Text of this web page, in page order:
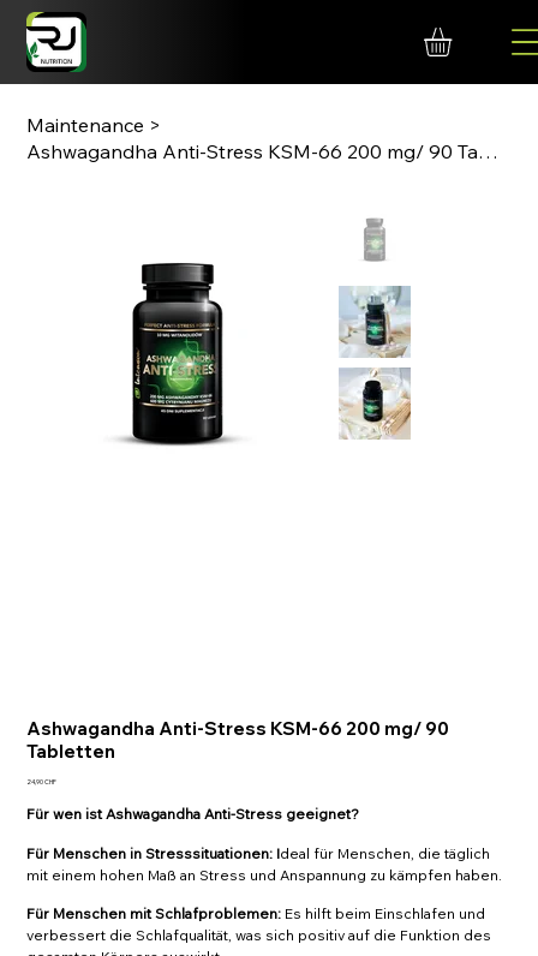
Maintenance >
Ashwagandha Anti-Stress KSM-66 200 mg/ 90 Tabletten
Ashwagandha Anti-Stress KSM-66 200 mg/ 90
Tabletten
Preis
24,90 CHF
Für wen ist Ashwagandha Anti-Stress geeignet?
Für Menschen in Stresssituationen: Ideal für Menschen, die täglich
mit einem hohen Maß an Stress und Anspannung zu kämpfen haben.
Für Menschen mit Schlafproblemen: Es hilft beim Einschlafen und
verbessert die Schlafqualität, was sich positiv auf die Funktion des